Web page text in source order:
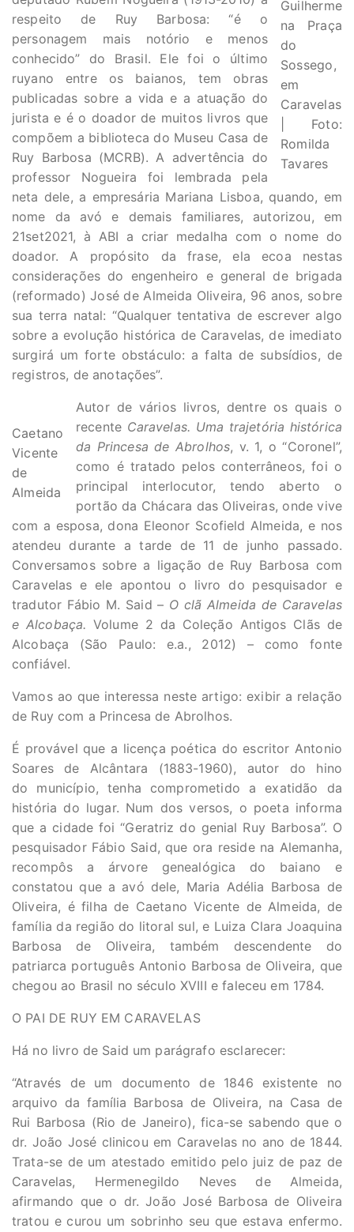
Guilherme
na Praça
do
Sossego,
em
Caravelas
| Foto:
Romilda
Tavares
respeito de Ruy Barbosa:“é o
personagem mais notório e menos
conhecido” do Brasil. Ele foi o último
ruyano entre os baianos, tem obras
publicadas sobre a vida e a atuação do
jurista e é o doador de muitos livros que
compõem a biblioteca do Museu Casa de
Ruy Barbosa (MCRB). A advertência do
professor Nogueira foi lembrada pela
neta dele, a empresária Mariana Lisboa, quando, em
nome da avó e demais familiares, autorizou, em
21set2021, à ABI a criar medalha com o nome do
doador. A propósito da frase, ela ecoa nestas
considerações do engenheiro e general de brigada
(reformado) José de Almeida Oliveira, 96 anos, sobre
sua terra natal: “Qualquer tentativa de escrever algo
sobre a evolução histórica de Caravelas, de imediato
surgirá um forte obstáculo: a falta de subsídios, de
registros, de anotações”.
Caetano
Vicente
de
Almeida
Autor de vários livros, dentre os quais o
recente Caravelas. Uma trajetória histórica
da Princesa de Abrolhos, v. 1, o “Coronel”,
como é tratado pelos conterrâneos, foi o
principal interlocutor, tendo aberto o
portão da Chácara das Oliveiras, onde vive
com a esposa, dona Eleonor Scofield Almeida, e nos
atendeu durante a tarde de 11 de junho passado.
Conversamos sobre a ligação de Ruy Barbosa com
Caravelas e ele apontou o livro do pesquisador e
tradutor Fábio M. Said – O clã Almeida de Caravelas
e Alcobaça. Volume 2 da Coleção Antigos Clãs de
Alcobaça (São Paulo: e.a., 2012) – como fonte
confiável.
Vamos ao que interessa neste artigo: exibir a relação
de Ruy com a Princesa de Abrolhos.
É provável que a licença poética do escritor Antonio
Soares de Alcântara (1883-1960), autor do hino
do município, tenha comprometido a exatidão da
história do lugar. Num dos versos, o poeta informa
que a cidade foi “Geratriz do genial Ruy Barbosa”. O
pesquisador Fábio Said, que ora reside na Alemanha,
recompôs a árvore genealógica do baiano e
constatou que a avó dele, Maria Adélia Barbosa de
Oliveira, é filha de Caetano Vicente de Almeida, de
família da região do litoral sul, e Luiza Clara Joaquina
Barbosa de Oliveira, também descendente do
patriarca português Antonio Barbosa de Oliveira, que
chegou ao Brasil no século XVIII e faleceu em 1784.
O PAI DE RUY EM CARAVELAS
Há no livro de Said um parágrafo esclarecer:
“Através de um documento de 1846 existente no
arquivo da família Barbosa de Oliveira, na Casa de
Rui Barbosa (Rio de Janeiro), fica-se sabendo que o
dr. João José clinicou em Caravelas no ano de 1844.
Trata-se de um atestado emitido pelo juiz de paz de
Caravelas, Hermenegildo Neves de Almeida,
afirmando que o dr. João José Barbosa de Oliveira
tratou e curou um sobrinho seu que estava enfermo.